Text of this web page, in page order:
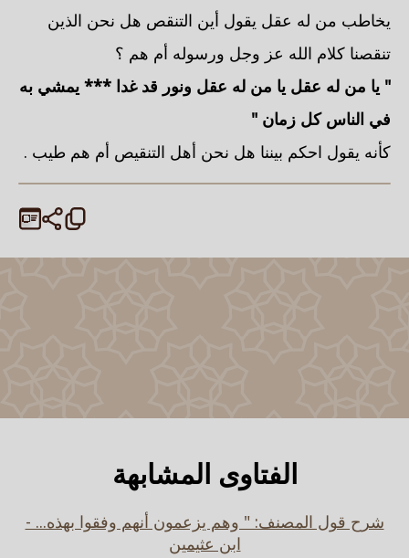
يخاطب من له عقل يقول أين التنقص هل نحن الذين
تنقصنا كلام الله عز وجل ورسوله أم هم ؟
" يا من له عقل يا من له عقل ونور قد غدا *** يمشي به
في الناس كل زمان "
كأنه يقول احكم بيننا هل نحن أهل التنقيص أم هم طيب .
الفتاوى المشابهة
شرح قول المصنف: " وهم يزعمون أنهم وفقوا بهذه... -
ابن عثيمين